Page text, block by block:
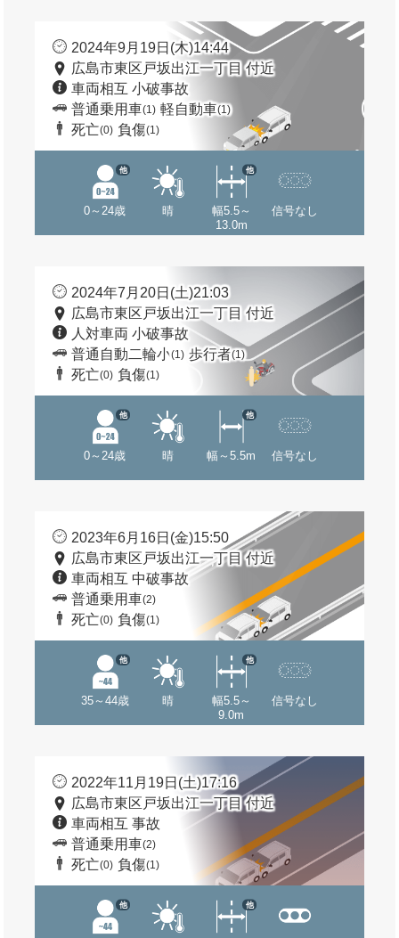
2024年9月19日(木)14:44
広島市東区戸坂出江一丁目 付近
車両相互 小破事故
普通乗用車(1) 軽自動車(1)
死亡(0) 負傷(1)
0～24歳
他
晴
幅5.5～
13.0m
他
信号なし
2024年7月20日(土)21:03
広島市東区戸坂出江一丁目 付近
人対車両 小破事故
普通自動二輪小(1) 歩行者(1)
死亡(0) 負傷(1)
0～24歳
他
晴 幅～5.5m
他
信号なし
2023年6月16日(金)15:50
広島市東区戸坂出江一丁目 付近
車両相互 中破事故
普通乗用車(2)
死亡(0) 負傷(1)
35～44歳
他
晴
幅5.5～
9.0m
他
信号なし
2022年11月19日(土)17:16
広島市東区戸坂出江一丁目 付近
車両相互 事故
普通乗用車(2)
死亡(0) 負傷(1)
他 他